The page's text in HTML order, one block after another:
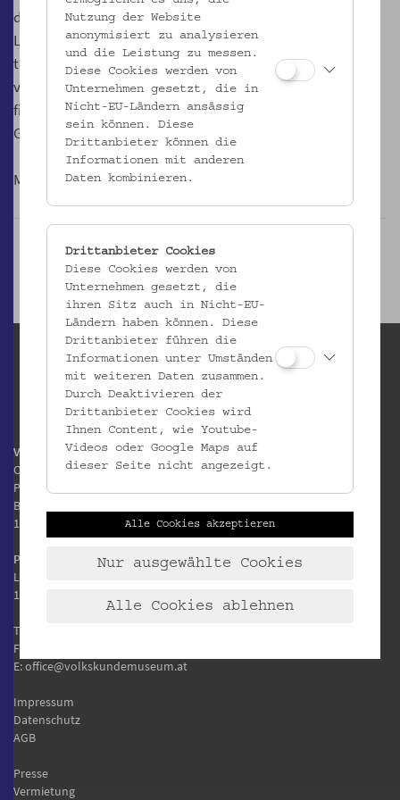
der Türkei nach Österreich. Über diese Menschen und ihr
Leben in unserem Land kursieren zwar viele Vorurteile,
tatsächlich aber weiß man sehr über sie. Am runden Tisch
von „Avusturya! Österreich! 50 Jahre türkische Gastarbeit”
finden diese GastarbeiterInnen Worte und erzählen ihre
Geschichte.
Moderation: Mag. Mevlüt Kücükyasar
Volkskundemuseum Wien
Otto Wagner Areal
Pavillon 1
Baumgartner Höhe 1
1140 Wien
Postanschrift:
Laudongasse 15-19
1080 Wien
T:
F: +43 1 406 89 05.88
E:office@volkskundemuseum.at
Impressum
Datenschutz
AGB
Presse
Vermietung
Nutzung der Website
anonymisiert zu analysieren
und die Leistung zu messen.
Diese Cookies werden von
Unternehmen gesetzt, die in
Nicht-EU-Ländern ansässig
sein können. Diese
Drittanbieter können die
Informationen mit anderen
Daten kombinieren.
Drittanbieter Cookies
Diese Cookies werden von
Unternehmen gesetzt, die
ihren Sitz auch in Nicht-EU-
Ländern haben können. Diese
Drittanbieter führen die
Informationen unter Umständen
mit weiteren Daten zusammen.
Durch Deaktivieren der
Drittanbieter Cookies wird
Ihnen Content, wie Youtube-
Videos oder Google Maps auf
dieser Seite nicht angezeigt.
Alle Cookies akzeptieren
Nur ausgewählte Cookies
Alle Cookies ablehnen